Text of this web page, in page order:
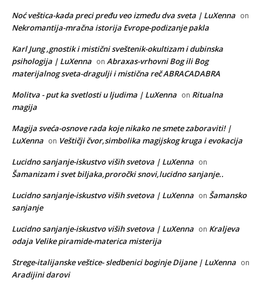
Noć veštica-kada preci pređu veo između dva sveta | LuXenna on
Nekromantija-mračna istorija Evrope-podizanje pakla
Karl Jung ,gnostik i mistični sveštenik-okultizam i dubinska
psihologija | LuXenna on Abraxas-vrhovni Bog ili Bog
materijalnog sveta-dragulji i mistična reč ABRACADABRA
Molitva - put ka svetlosti u ljudima | LuXenna on Ritualna
magija
Magija sveća-osnove rada koje nikako ne smete zaboraviti! |
LuXenna on Veštičji čvor,simbolika magijskog kruga i evokacija
Lucidno sanjanje-iskustvo viših svetova | LuXenna on
Šamanizam i svet biljaka,proročki snovi,lucidno sanjanje..
Lucidno sanjanje-iskustvo viših svetova | LuXenna on Šamansko
sanjanje
Lucidno sanjanje-iskustvo viših svetova | LuXenna on Kraljeva
odaja Velike piramide-materica misterija
Strege-italijanske veštice- sledbenici boginje Dijane | LuXenna on
Aradijini darovi